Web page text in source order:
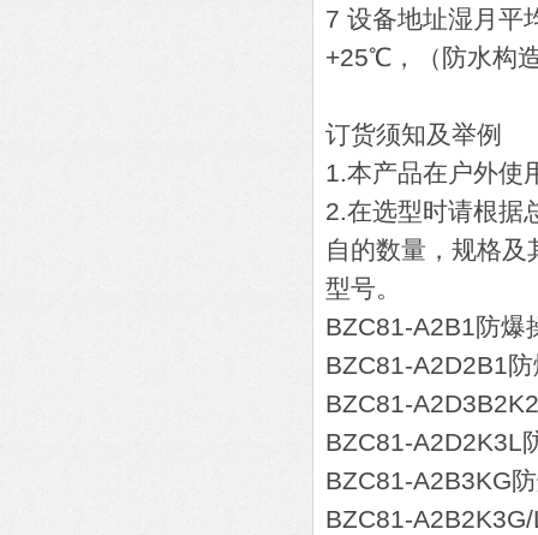
7 设备地址湿月平
+25℃，（防水构
订货须知及举例
1.本产品在户外使
2.在选型时请根据
自的数量，规格
型号。
BZC81-A2B1防爆
BZC81-A2D2B1
BZC81-
BZC81-A2D2K3L
BZC81-A2B3KG
BZC81-